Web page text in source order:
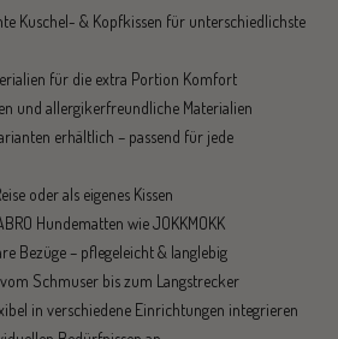
Kuschel- & Kopfkissen für unterschiedlichste
für die extra Portion Komfort
und allergikerfreundliche Materialien
erhältlich – passend für jede
oder als eigenes Kissen
Hundematten wie JOKKMOKK
Bezüge – pflegeleicht & langlebig
Schmuser bis zum Langstrecker
in verschiedene Einrichtungen integrieren